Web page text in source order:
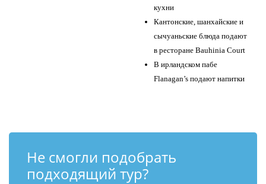
кухни
Кантонские, шанхайские и
сычуаньские блюда подают
в ресторане Bauhinia Court
В ирландском пабе
Flanagan’s подают напитки
Не смогли подобрать
подходящий тур?